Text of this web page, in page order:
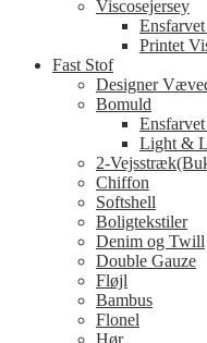
Viscosejersey
Printet
Fast Stof
Designer
Bomuld
Light &
2-
Chiffon
Softshell
Boligtekstiler
Denim og Twill
Double Gauze
Fløjl
Bambus
Flonel
Hør